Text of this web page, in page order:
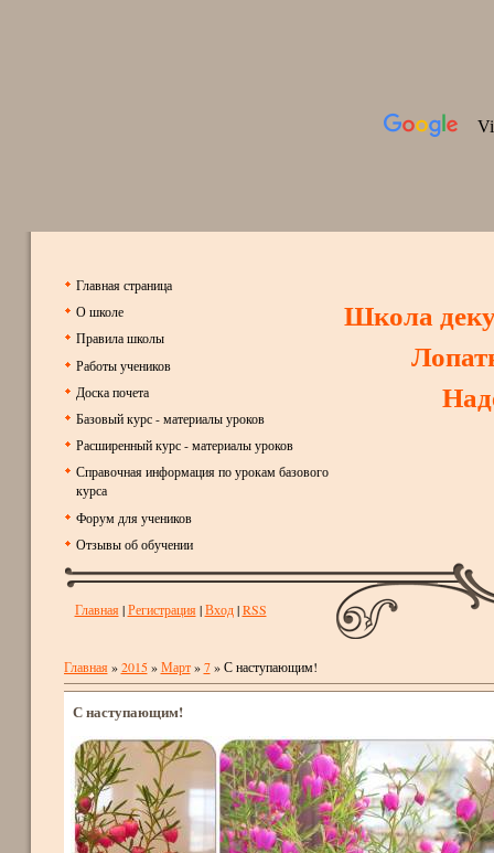
Главная страница
О школе
Правила школы
Работы учеников
Доска почета
Базовый курс - материалы уроков
Расширенный курс - материалы уроков
Справочная информация по урокам базового
курса
Форум для учеников
Отзывы об обучении
Школа
Главная |Регистрация |Вход|RSS
Главная »2015 » Март » 7» С наступающим!
С наступающим!